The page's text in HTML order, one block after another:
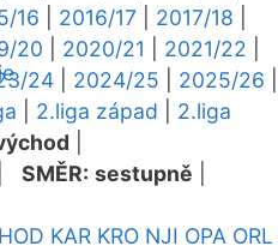
16 2016/17 2017/18
20 2020/21 2021/22
24 2024/25 2025/26
2.liga západ
2.liga
SMĚR: sestupně
HOD KAR KRO NJI OPA ORL